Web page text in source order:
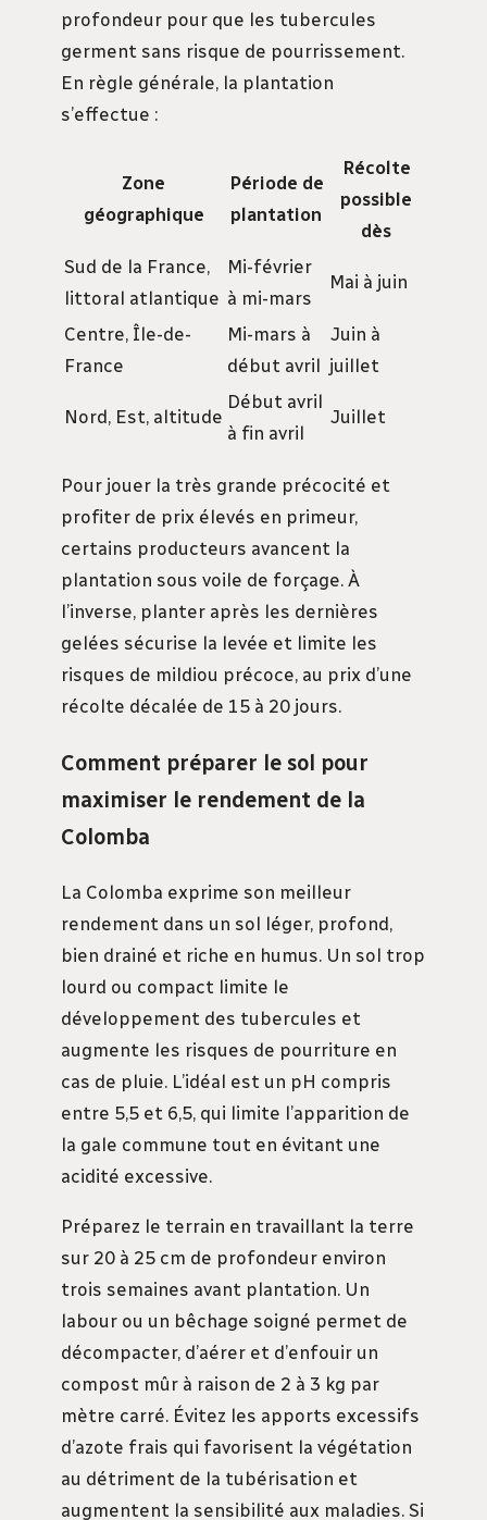
profondeur pour que les tubercules
germent sans risque de pourrissement.
En règle générale, la plantation
s’effectue :
Zone
géographique
Période de
plantation
Récolte
possible
dès
Sud de la France,
littoral atlantique
Mi-février
à mi-mars
Mai à juin
Centre, Île-de-
France
Mi-mars à
début avril
Juin à
juillet
Nord, Est, altitude
Début avril
à fin avril
Juillet
Pour jouer la très grande précocité et
profiter de prix élevés en primeur,
certains producteurs avancent la
plantation sous voile de forçage. À
l’inverse, planter après les dernières
gelées sécurise la levée et limite les
risques de mildiou précoce, au prix d’une
récolte décalée de 15 à 20 jours.
Comment préparer le sol pour
maximiser le rendement de la
Colomba
La Colomba exprime son meilleur
rendement dans un sol léger, profond,
bien drainé et riche en humus. Un sol trop
lourd ou compact limite le
développement des tubercules et
augmente les risques de pourriture en
cas de pluie. L’idéal est un pH compris
entre 5,5 et 6,5, qui limite l’apparition de
la gale commune tout en évitant une
acidité excessive.
Préparez le terrain en travaillant la terre
sur 20 à 25 cm de profondeur environ
trois semaines avant plantation. Un
labour ou un bêchage soigné permet de
décompacter, d’aérer et d’enfouir un
compost mûr à raison de 2 à 3 kg par
mètre carré. Évitez les apports excessifs
d’azote frais qui favorisent la végétation
au détriment de la tubérisation et
augmentent la sensibilité aux maladies. Si